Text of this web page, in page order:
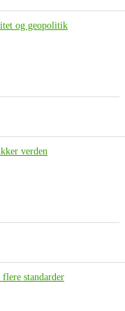
og geopolitik
verden
standarder